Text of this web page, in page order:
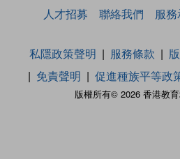
人才招募
聯絡我們 服
版權所有© 2026 香港教
私隱政策聲明 服務條款
免責聲明
促進種族平等政